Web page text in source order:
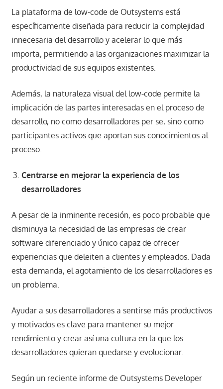
La plataforma de low-code de Outsystems está
específicamente diseñada para reducir la complejidad
innecesaria del desarrollo y acelerar lo que más
importa, permitiendo a las organizaciones maximizar la
productividad de sus equipos existentes.
Además, la naturaleza visual del low-code permite la
implicación de las partes interesadas en el proceso de
desarrollo, no como desarrolladores per se, sino como
participantes activos que aportan sus conocimientos al
proceso.
Centrarse en mejorar la experiencia de los
desarrolladores
A pesar de la inminente recesión, es poco probable que
disminuya la necesidad de las empresas de crear
software diferenciado y único capaz de ofrecer
experiencias que deleiten a clientes y empleados. Dada
esta demanda, el agotamiento de los desarrolladores es
un problema.
Ayudar a sus desarrolladores a sentirse más productivos
y motivados es clave para mantener su mejor
rendimiento y crear así una cultura en la que los
desarrolladores quieran quedarse y evolucionar.
Según un reciente informe de Outsystems Developer